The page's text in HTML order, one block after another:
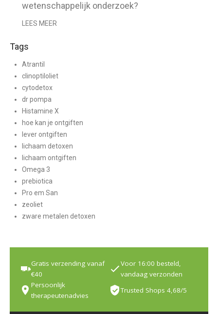
wetenschappelijk onderzoek?
LEES MEER
Tags
Atrantil
clinoptiloliet
cytodetox
dr pompa
Histamine X
hoe kan je ontgiften
lever ontgiften
lichaam detoxen
lichaam ontgiften
Omega 3
prebiotica
Pro em San
zeoliet
zware metalen detoxen
Gratis verzending vanaf
€40
Voor 16:00 besteld,
vandaag verzonden
Persoonlijk
therapeutenadvies
Trusted Shops 4,68/5